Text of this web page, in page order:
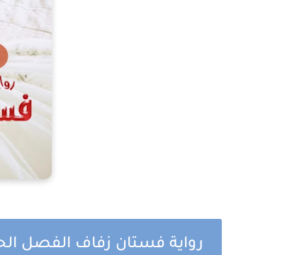
رواية فستان زفاف الفصل